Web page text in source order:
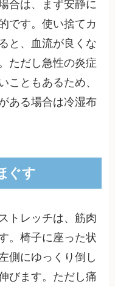
合は、まず安静に
です。使い捨てカ
と、血流が良くな
ただし急性の炎症
こともあるため、
ある場合は冷湿布
ぐす
トレッチは、筋肉
。椅子に座った状
側にゆっくり倒し
びます。ただし痛